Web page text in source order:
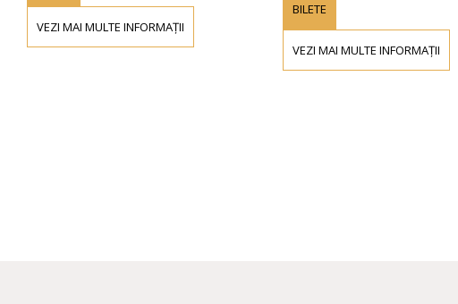
MULTE INFORMAȚII
VEZI MAI MULTE INFORMAȚII